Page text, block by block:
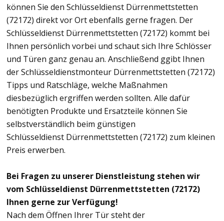
können Sie den Schlüsseldienst Dürrenmettstetten
(72172) direkt vor Ort ebenfalls gerne fragen. Der
Schlüsseldienst Dürrenmettstetten (72172) kommt bei
Ihnen persönlich vorbei und schaut sich Ihre Schlösser
und Türen ganz genau an. Anschließend ggibt Ihnen
der Schlüsseldienstmonteur Dürrenmettstetten (72172)
Tipps und Ratschläge, welche Maßnahmen
diesbezüglich ergriffen werden sollten. Alle dafür
benötigten Produkte und Ersatzteile können Sie
selbstverständlich beim günstigen
Schlüsseldienst Dürrenmettstetten (72172) zum kleinen
Preis erwerben.
Bei Fragen zu unserer Dienstleistung stehen wir
vom Schlüsseldienst Dürrenmettstetten (72172)
Ihnen gerne zur Verfügung!
Nach dem Öffnen Ihrer Tür steht der